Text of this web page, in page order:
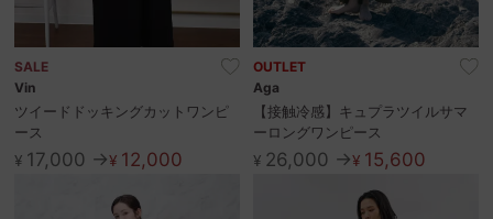
SALE
Vin
ツイードドッキングカットワンピ
ース
¥17,000 →¥12,000
OUTLET
Aga
【接触冷感】キュプラツイルサマ
ーロングワンピース
¥26,000 →¥15,600